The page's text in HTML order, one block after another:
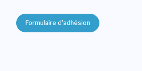
Formulaire d'adhésion